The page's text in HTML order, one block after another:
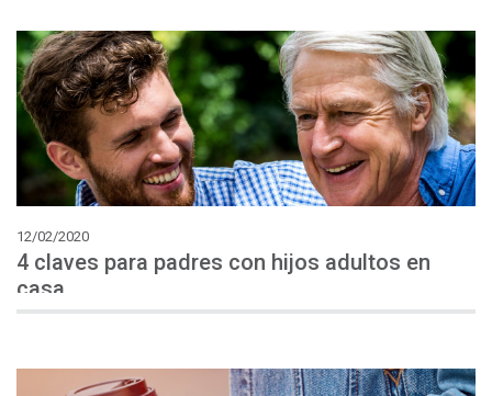
12/02/2020
4 claves para padres con hijos adultos en
casa